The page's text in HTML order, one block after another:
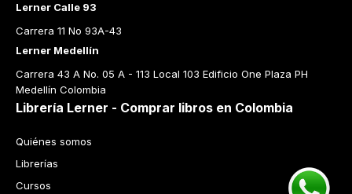
Lerner Calle 93
Carrera 11 No 93A-43
Lerner Medellín
Carrera 43 A No. 05 A - 113 Local 103 Edificio One Plaza PH
Medellín Colombia
Librería Lerner - Comprar libros en Colombia
Quiénes somos
Librerías
Cursos